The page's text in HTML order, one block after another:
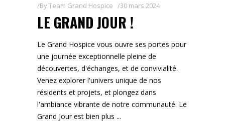
ByTeam Grand Hospice 30 mars 2024
LE GRAND JOUR !
Le Grand Hospice vous ouvre ses portes pour
une journée exceptionnelle pleine de
découvertes, d'échanges, et de convivialité.
Venez explorer l'univers unique de nos
résidents et projets, et plongez dans
l'ambiance vibrante de notre communauté. Le
Grand Jour est bien plus